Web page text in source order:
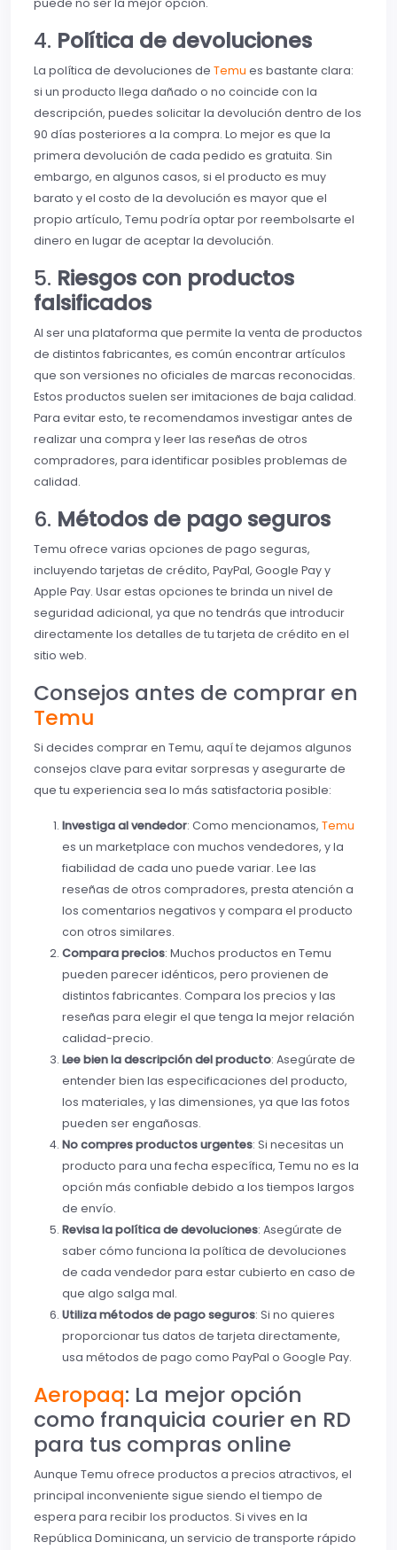
4. Política de devoluciones
La política de devoluciones de Temu es bastante clara:
si un producto llega dañado o no coincide con la
descripción, puedes solicitar la devolución dentro de los
90 días posteriores a la compra. Lo mejor es que la
primera devolución de cada pedido es gratuita. Sin
embargo, en algunos casos, si el producto es muy
barato y el costo de la devolución es mayor que el
propio artículo, Temu podría optar por reembolsarte el
dinero en lugar de aceptar la devolución.
5. Riesgos con productos
falsificados
Al ser una plataforma que permite la venta de productos
de distintos fabricantes, es común encontrar artículos
que son versiones no oficiales de marcas reconocidas.
Estos productos suelen ser imitaciones de baja calidad.
Para evitar esto, te recomendamos investigar antes de
realizar una compra y leer las reseñas de otros
compradores, para identificar posibles problemas de
calidad.
6. Métodos de pago seguros
Temu ofrece varias opciones de pago seguras,
incluyendo tarjetas de crédito, PayPal, Google Pay y
Apple Pay. Usar estas opciones te brinda un nivel de
seguridad adicional, ya que no tendrás que introducir
directamente los detalles de tu tarjeta de crédito en el
sitio web.
Consejos antes de comprar en
Temu
Si decides comprar en Temu, aquí te dejamos algunos
consejos clave para evitar sorpresas y asegurarte de
que tu experiencia sea lo más satisfactoria posible:
Investiga al vendedor: Como mencionamos, Temu
es un marketplace con muchos vendedores, y la
fiabilidad de cada uno puede variar. Lee las
reseñas de otros compradores, presta atención a
los comentarios negativos y compara el producto
con otros similares.
Compara precios: Muchos productos en Temu
pueden parecer idénticos, pero provienen de
distintos fabricantes. Compara los precios y las
reseñas para elegir el que tenga la mejor relación
calidad-precio.
Lee bien la descripción del producto: Asegúrate de
entender bien las especificaciones del producto,
los materiales, y las dimensiones, ya que las fotos
pueden ser engañosas.
No compres productos urgentes: Si necesitas un
producto para una fecha específica, Temu no es la
opción más confiable debido a los tiempos largos
de envío.
Revisa la política de devoluciones: Asegúrate de
saber cómo funciona la política de devoluciones
de cada vendedor para estar cubierto en caso de
que algo salga mal.
Utiliza métodos de pago seguros: Si no quieres
proporcionar tus datos de tarjeta directamente,
usa métodos de pago como PayPal o Google Pay.
Aeropaq: La mejor opción
como franquicia courier en RD
para tus compras online
Aunque Temu ofrece productos a precios atractivos, el
principal inconveniente sigue siendo el tiempo de
espera para recibir los productos. Si vives en la
República Dominicana, un servicio de transporte rápido